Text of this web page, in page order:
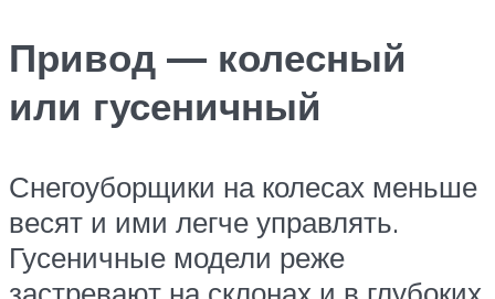
Привод — колесный
или гусеничный
Снегоуборщики на колесах меньше
весят и ими легче управлять.
Гусеничные модели реже